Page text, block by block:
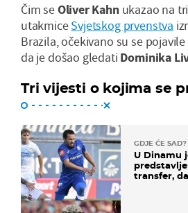
Čim seOliver Kahnukazao na
utakmiceSvjetskog prvenstva
Brazila, očekivano su se
da je došao gledati Dominika
Tri vijesti o kojima se
GDJE ĆE SAD?
U Dinamu
transfer,